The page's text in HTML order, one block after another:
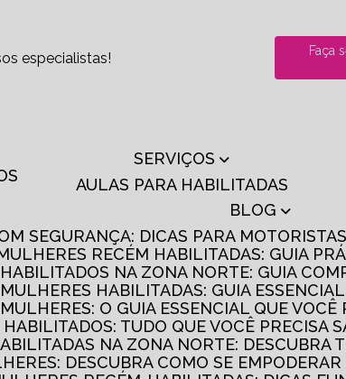
especialistas!
Faça
SERVIÇOS
AULAS PARA HABILITADAS
BLOG
SEGURANÇA: DICAS PARA MOTORISTAS
RECÉM HABILITADAS: GUIA
HABILITADOS NA ZONA NORTE: GUIA
HABILITADAS: GUIA
O GUIA ESSENCIAL QUE VOCÊ
HABILITADOS: TUDO QUE VOCÊ PRECISA
NA ZONA NORTE: DESCUBRA
DESCUBRA COMO SE EMPODERAR